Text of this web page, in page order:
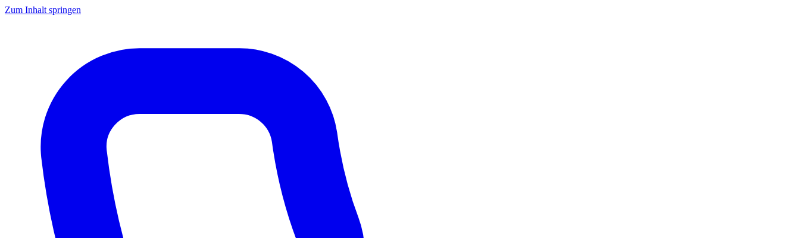
Zum Inhalt springen